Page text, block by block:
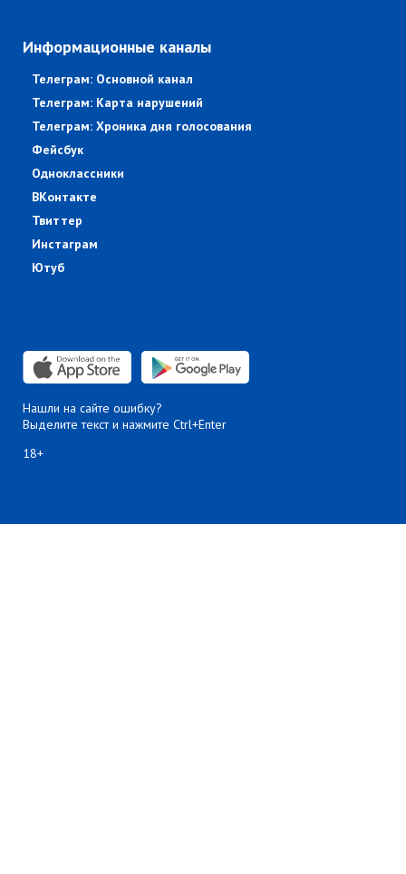
Информационные каналы
Телеграм: Основной канал
Телеграм: Карта нарушений
Телеграм: Хроника дня голосования
Фейсбук
Одноклассники
ВКонтакте
Твиттер
Инстаграм
Ютуб
Нашли на сайте ошибку?
Выделите текст и нажмите Ctrl+Enter
18+